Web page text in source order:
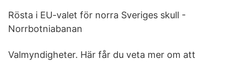
Rösta i EU-valet för norra Sveriges skull -
Norrbotniabanan
Valmyndigheter. Här får du veta mer om att